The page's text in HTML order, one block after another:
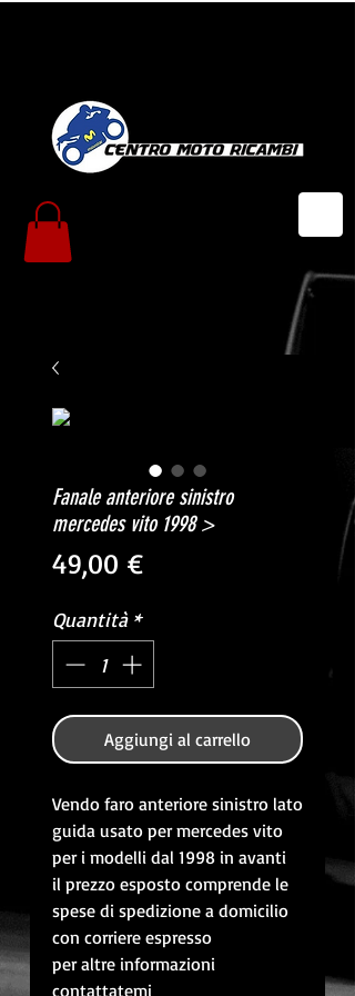
Fanale anteriore sinistro
mercedes vito 1998 >
49,00 €Prezzo
Quantità *
Aggiungi al carrello
Vendo faro anteriore sinistro lato
guida usato per mercedes vito
per i modelli dal 1998 in avanti
il prezzo esposto comprende le
spese di spedizione a domicilio
con corriere espresso
per altre informazioni
contattatemi